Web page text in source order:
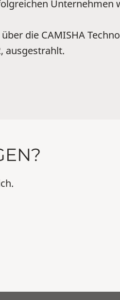
Unternehmen
die CAMISHA
ausgestrahlt.